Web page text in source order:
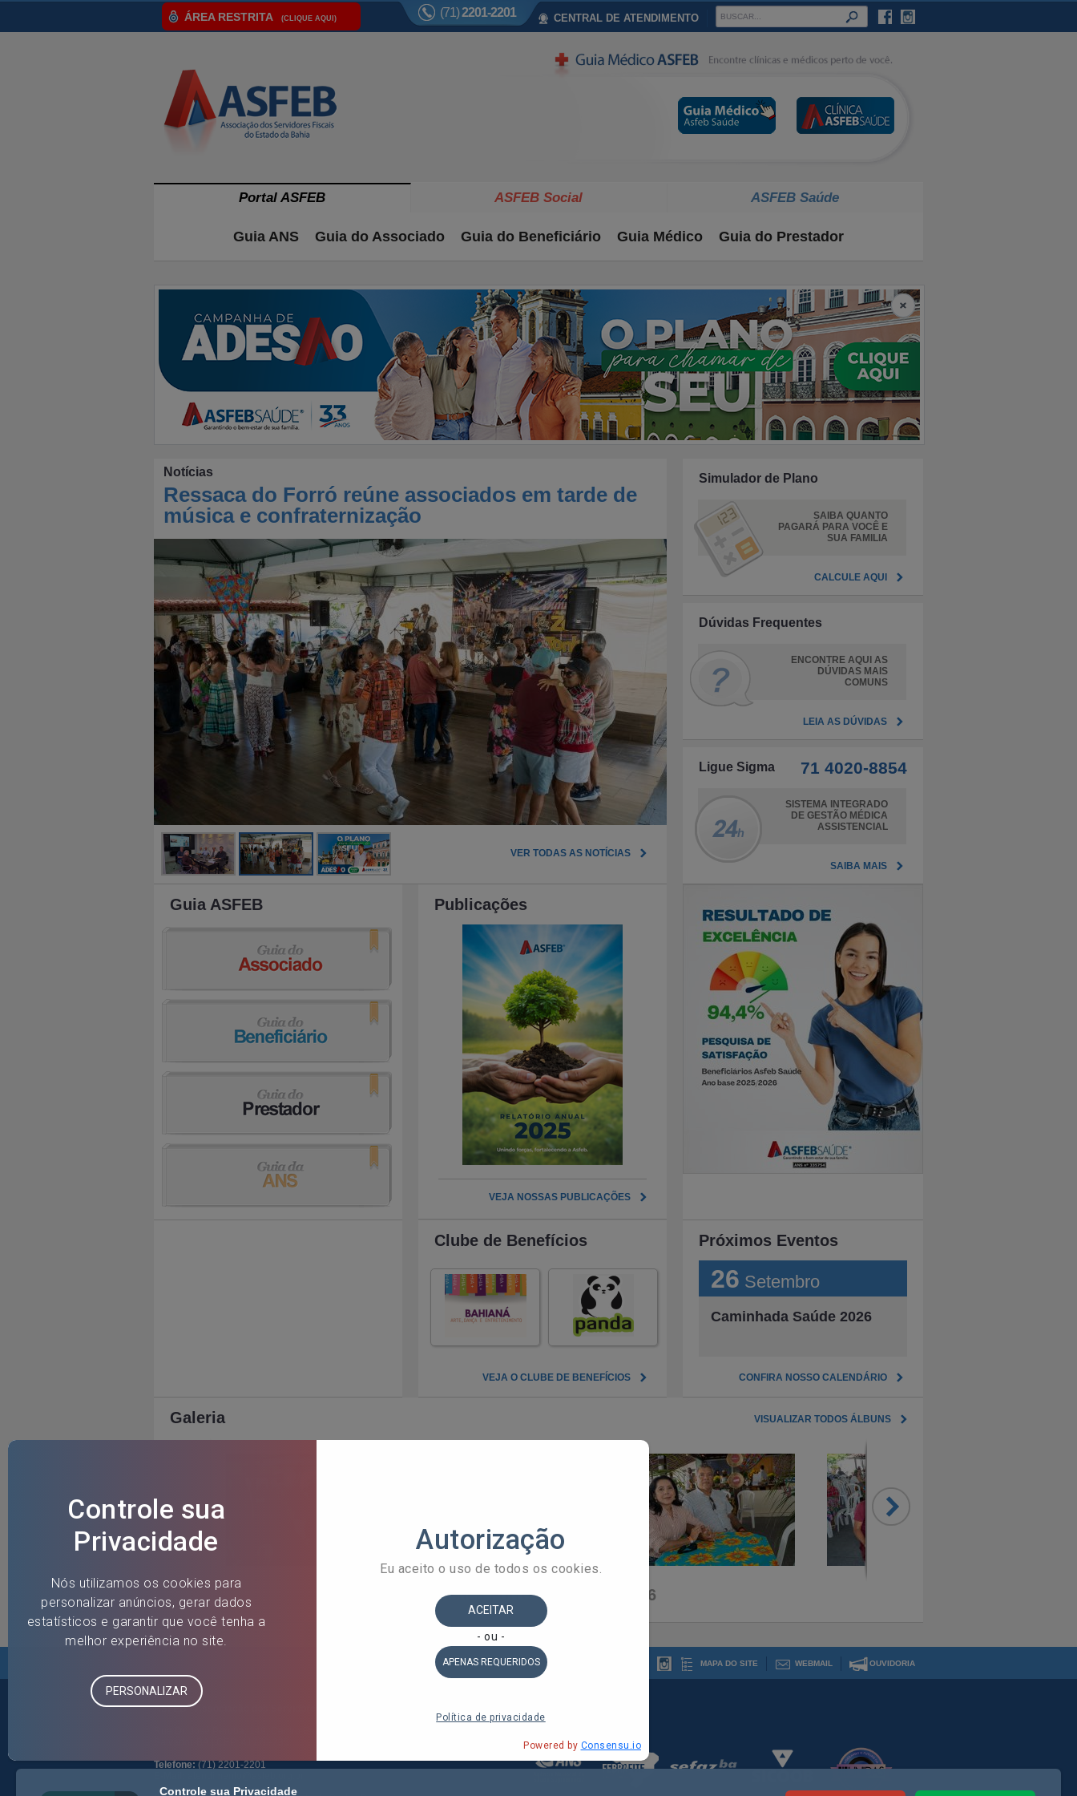
ÁREA RESTRITA (CLIQUE AQUI) (71)2201-2201 CENTRAL DE ATENDIMENTO
Portal ASFEB ASFEB Social ASFEB Saúde
Guia ANS Guia do Associado Guia do Beneficiário Guia Médico Guia do Prestador
Notícias
Ressaca do Forró reúne associados em tarde de
música e confraternização
VER TODAS AS NOTÍCIAS
Simulador de Plano
SAIBA QUANTO
PAGARÁ PARA VOCÊ E
SUA FAMILIA
CALCULE AQUI
Dúvidas Frequentes
ENCONTRE AQUI AS
DÚVIDAS MAIS
COMUNS
LEIA AS DÚVIDAS
Ligue Sigma 71 4020-8854
SISTEMA INTEGRADO
DE GESTÃO MÉDICA
ASSISTENCIAL
SAIBA MAIS
Guia ASFEB Publicações
VEJA NOSSAS PUBLICAÇÕES
Clube de Benefícios
VEJA O CLUBE DE BENEFÍCIOS
Próximos Eventos
26 Setembro
Caminhada Saúde 2026
CONFIRA NOSSO CALENDÁRIO
Galeria VISUALIZAR TODOS ÁLBUNS
Ressaca Forró da Asfeb – 2026
OUVIDORIA
WEBMAIL
MAPA DO SITE
ASFEB - Associação dos Servidores Fiscais do Estado da Bahia
Telefone: (71) 2201-2201
Controle sua Privacidade